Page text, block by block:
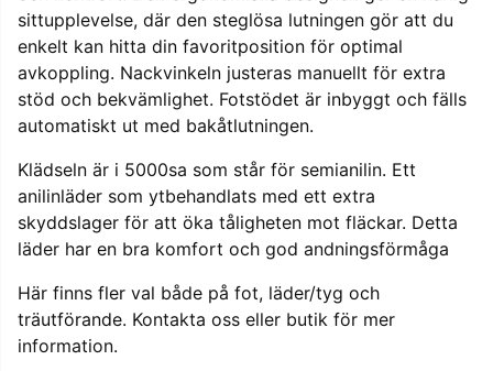
sittupplevelse, där den steglösa lutningen gör att du
enkelt kan hitta din favoritposition för optimal
avkoppling. Nackvinkeln justeras manuellt för extra
stöd och bekvämlighet. Fotstödet är inbyggt och fälls
automatiskt ut med bakåtlutningen.
Klädseln är i 5000sa som står för semianilin. Ett
anilinläder som ytbehandlats med ett extra
skyddslager för att öka tåligheten mot fläckar. Detta
läder har en bra komfort och god andningsförmåga
Här finns fler val både på fot, läder/tyg och
träutförande. Kontakta oss eller butik för mer
information.